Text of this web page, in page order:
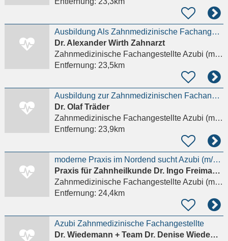
Ausbildung Als Zahnmedizinische Fachangestellte Zfa (m/w/d)
Dr. Alexander Wirth Zahnarzt
Zahnmedizinische Fachangestellte Azubi (m/w/d)
Entfernung: 23,5km
Ausbildung zur Zahnmedizinischen Fachangestellten (ZFA) (m/w/d)
Dr. Olaf Träder
Zahnmedizinische Fachangestellte Azubi (m/w/d)
Entfernung: 23,9km
moderne Praxis im Nordend sucht Azubi (m/w/d)
Praxis für Zahnheilkunde Dr. Ingo Freimann und Dr. Marion Lund
Zahnmedizinische Fachangestellte Azubi (m/w/d)
Entfernung: 24,4km
Azubi Zahnmedizinische Fachangestellte
Dr. Wiedemann + Team Dr. Denise Wiedemann Zahnärztliche Praxis